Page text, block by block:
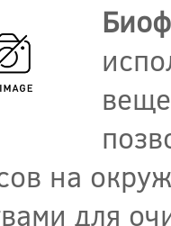
на
для